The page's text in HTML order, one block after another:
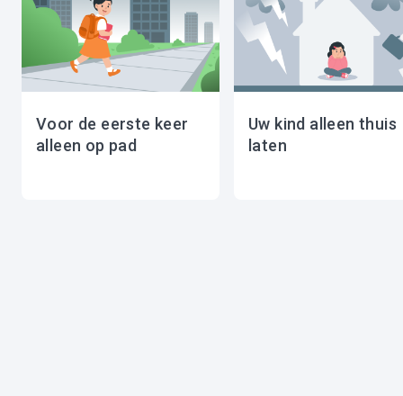
Voor de eerste keer
alleen op pad
Uw kind alleen thuis
laten